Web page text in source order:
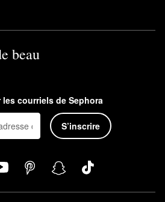
beau
courriels de Sephora
S’inscrire